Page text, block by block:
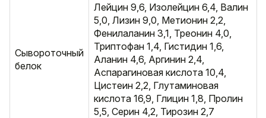
Сывороточный
белок
Лейцин 9,6, Изолейцин 6,4, Валин
5,0, Лизин 9,0, Метионин 2,2,
Фенилаланин 3,1, Треонин 4,0,
Триптофан 1,4, Гистидин 1,6,
Аланин 4,6, Аргинин 2,4,
Аспарагиновая кислота 10,4,
Цистеин 2,2, Глутаминовая
кислота 16,9, Глицин 1,8, Пролин
5,5, Серин 4,2, Тирозин 2,7